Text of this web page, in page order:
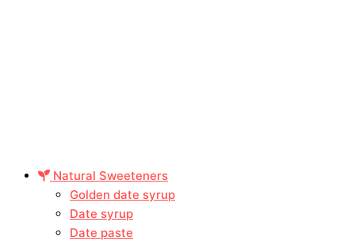
Natural Sweeteners
Golden date syrup
Date syrup
Date paste